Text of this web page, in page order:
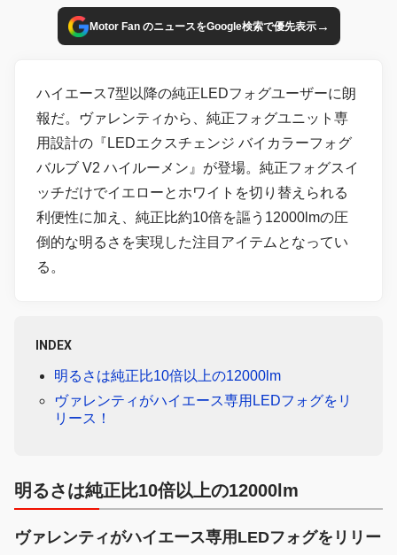
Motor Fan のニュースをGoogle検索で優先表示→
ハイエース7型以降の純正LEDフォグユーザーに朗
報だ。ヴァレンティから、純正フォグユニット専
用設計の『LEDエクスチェンジ バイカラーフォグ
バルブ V2 ハイルーメン』が登場。純正フォグスイ
ッチだけでイエローとホワイトを切り替えられる
利便性に加え、純正比約10倍を謳う12000lmの圧
倒的な明るさを実現した注目アイテムとなってい
る。
INDEX
明るさは純正比10倍以上の12000lm
ヴァレンティがハイエース専用LEDフォグをリ
リース！
明るさは純正比10倍以上の12000lm
ヴァレンティがハイエース専用LEDフォグをリリー